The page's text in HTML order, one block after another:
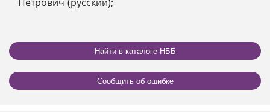
Петрович (русский);
Найти в каталоге НББ
Сообщить об ошибке